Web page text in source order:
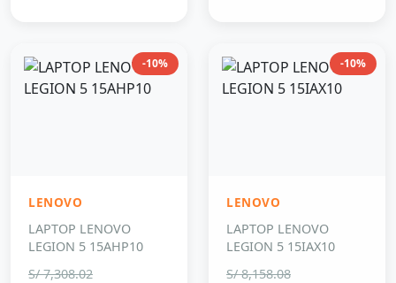
-10%
LENOVO
LAPTOP LENOVO
LEGION 5 15AHP10
S/ 7,308.02
-10%
LENOVO
LAPTOP LENOVO
LEGION 5 15IAX10
S/ 8,158.08